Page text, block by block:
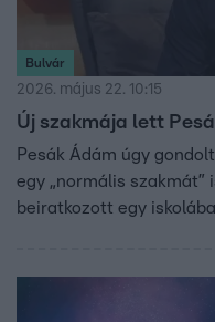
Bulvár
2026. május 22. 10:15
Új szakmája lett
Pesák Ádám úgy
egy „normális szakmát”
beiratkozott egy